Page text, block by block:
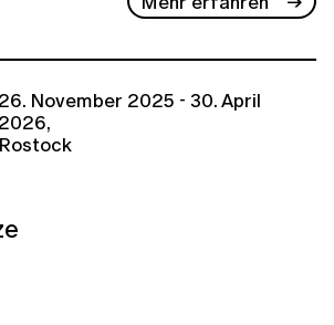
26. November 2025 - 30. April
2026,
Rostock